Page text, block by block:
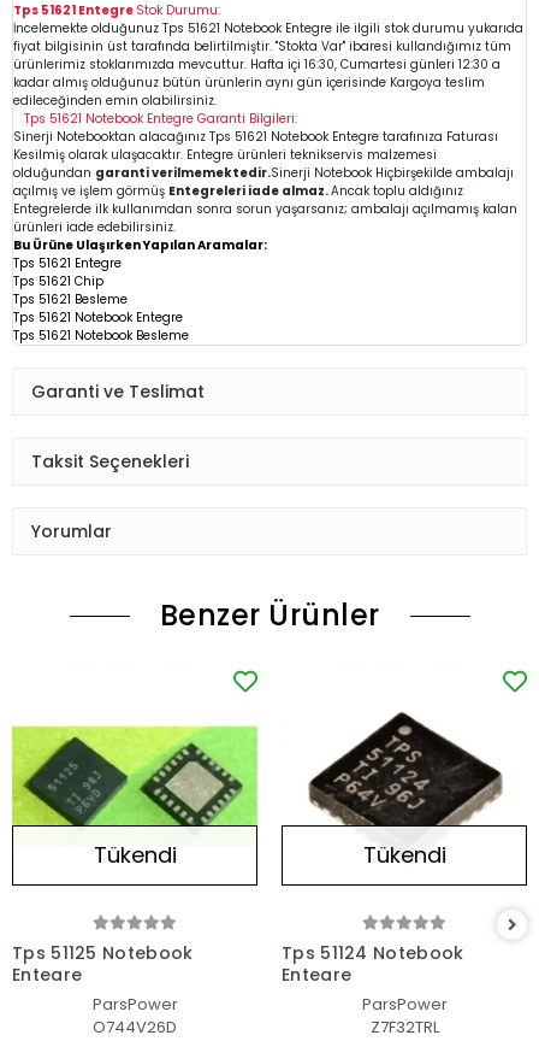
Tps 51621 Entegre Stok Durumu:
İncelemekte olduğunuz Tps 51621 Notebook Entegre ile ilgili stok durumu yukarıda
fiyat bilgisinin üst tarafında belirtilmiştir. "Stokta Var" ibaresi kullandığımız tüm
ürünlerimiz stoklarımızda mevcuttur. Hafta içi 16:30, Cumartesi günleri 12:30 a
kadar almış olduğunuz bütün ürünlerin aynı gün içerisinde Kargoya teslim
edileceğinden emin olabilirsiniz.
Tps 51621 Notebook Entegre Garanti Bilgileri:
Sinerji Notebooktan alacağınız Tps 51621 Notebook Entegre tarafınıza Faturası
Kesilmiş olarak ulaşacaktır. Entegre ürünleri teknikservis malzemesi
olduğundan garanti verilmemektedir.Sinerji Notebook Hiçbirşekilde ambalajı
açılmış ve işlem görmüş Entegreleri iade almaz.Ancak toplu aldığınız
Entegrelerde ilk kullanımdan sonra sorun yaşarsanız; ambalajı açılmamış kalan
ürünleri iade edebilirsiniz.
Bu Ürüne Ulaşırken Yapılan Aramalar:
Tps 51621 Entegre
Tps 51621 Chip
Tps 51621 Besleme
Tps 51621 Notebook Entegre
Tps 51621 Notebook Besleme
Garanti ve Teslimat
Taksit Seçenekleri
Yorumlar
Benzer Ürünler
Tükendi
Tps 51125 Notebook
Entegre
ParsPower
O744V26D
Tükendi
Tps 51124 Notebook
Entegre
ParsPower
Z7F32TRL